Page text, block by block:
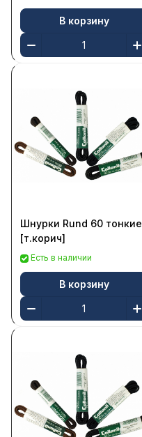
В корзину
Шнурки Rund 60 тонкие
[т.корич]
Есть в наличии
В корзину